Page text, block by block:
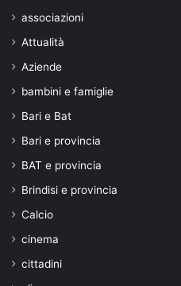
associazioni
Attualità
Aziende
bambini e famiglie
Bari e Bat
Bari e provincia
BAT e provincia
Brindisi e provincia
Calcio
cinema
cittadini